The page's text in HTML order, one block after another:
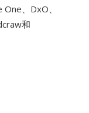
、DxO、
和